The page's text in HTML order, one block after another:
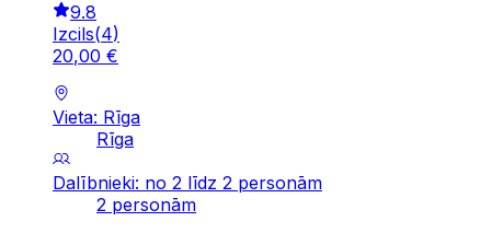
9.8
Izcils(4)
20,00 €
Vieta: Rīga
Rīga
Dalībnieki: no 2 līdz 2 personām
2 personām